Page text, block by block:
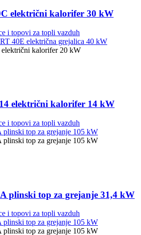
električni kalorifer 30 kW
i topovi za topli vazduh
električni kalorifer 14 kW
i topovi za topli vazduh
plinski top za grejanje 31,4 kW
i topovi za topli vazduh